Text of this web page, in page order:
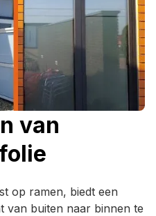
van
op ramen, biedt een
van buiten naar binnen te